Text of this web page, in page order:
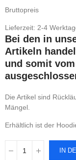
Bruttopreis
Lieferzeit: 2-4
Bei den in
Artikeln
und somit
Die Artikel sind
Mängel.
Erhältlich ist der
IN